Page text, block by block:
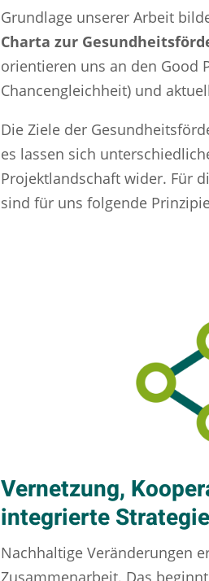
Grundlage unserer Arbeit
Charta zur
orientieren uns an den Good
Chancengleichheit) und
Die Ziele der
es lassen sich
Projektlandschaft wider. Für
sind für uns folgende
Vernetzung,
integrierte
Nachhaltige Veränderungen
Zusammenarbeit. Das